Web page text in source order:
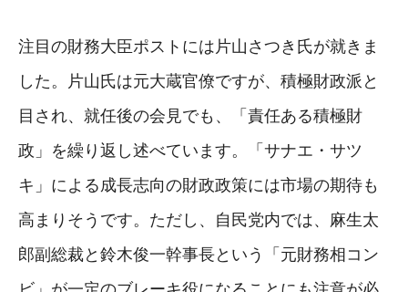
注目の財務大臣ポストには片山さつき氏が就きま
した。片山氏は元大蔵官僚ですが、積極財政派と
目され、就任後の会見でも、「責任ある積極財
政」を繰り返し述べています。「サナエ・サツ
キ」による成長志向の財政政策には市場の期待も
高まりそうです。ただし、自民党内では、麻生太
郎副総裁と鈴木俊一幹事長という「元財務相コン